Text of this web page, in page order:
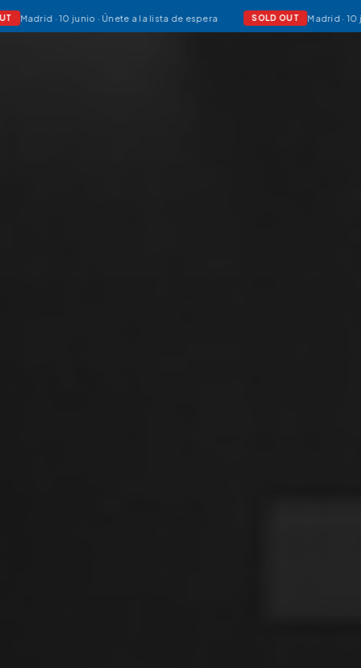
· 10 junio · Únete a la lista de espera SOLD OUT Madrid · 10 junio ·